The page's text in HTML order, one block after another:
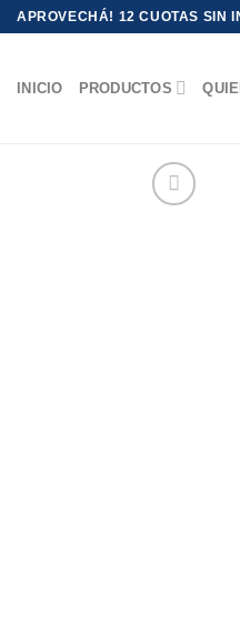
Saltar
APROVECHÁ! 12 CUOTAS SIN
INICIO PRODUCTOS